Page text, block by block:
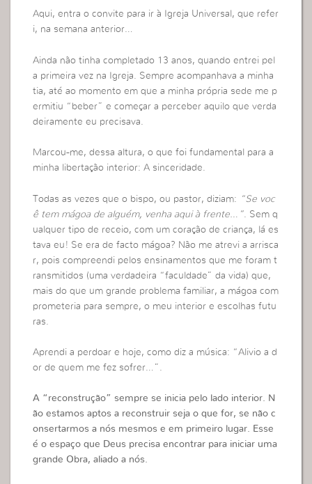
Aqui, entra o convite para ir à Igreja Universal, que refer
i, na semana anterior…
Ainda não tinha completado 13 anos, quando entrei pel
a primeira vez na Igreja. Sempre acompanhava a minha
tia, até ao momento em que a minha própria sede me p
ermitiu “beber” e começar a perceber aquilo que verda
deiramente eu precisava.
Marcou-me, dessa altura, o que foi fundamental para a
minha libertação interior: A sinceridade.
Todas as vezes que o bispo, ou pastor, diziam:
“Se voc
ê tem mágoa de alguém, venha aqui à frente…” . Sem q
ualquer tipo de receio, com um coração de criança, lá es
tava eu! Se era de facto mágoa? Não me atrevi a arrisca
r, pois compreendi pelos ensinamentos que me foram t
ransmitidos (uma verdadeira “faculdade” da vida) que,
mais do que um grande problema familiar, a mágoa com
prometeria para sempre, o meu interior e escolhas futu
ras.
Aprendi a perdoar e hoje, como diz a música: “Alivio a d
or de quem me fez sofrer…”.
A “reconstrução” sempre se inicia pelo lado interior. N
ão estamos aptos a reconstruir seja o que for, se não c
onsertarmos a nós mesmos e em primeiro lugar. Esse
é o espaço que Deus precisa encontrar para iniciar uma
grande Obra, aliado a nós.